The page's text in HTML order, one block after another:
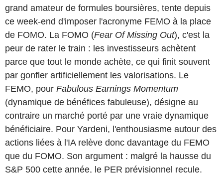
grand amateur de formules boursières, tente depuis
ce week-end d'imposer l'acronyme FEMO à la place
de FOMO. La FOMO (Fear Of Missing Out), c'est la
peur de rater le train : les investisseurs achètent
parce que tout le monde achète, ce qui finit souvent
par gonfler artificiellement les valorisations. Le
FEMO, pour Fabulous Earnings Momentum
(dynamique de bénéfices fabuleuse), désigne au
contraire un marché porté par une vraie dynamique
bénéficiaire. Pour Yardeni, l'enthousiasme autour des
actions liées à l'IA relève donc davantage du FEMO
que du FOMO. Son argument : malgré la hausse du
S&P 500 cette année, le PER prévisionnel recule.